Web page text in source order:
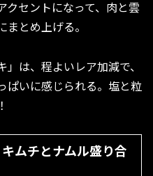
クセントになって、肉と雲
とめ上げる。
は、程よいレア加減で、
ぱいに感じられる。塩と粒
ムチとナムル盛り合